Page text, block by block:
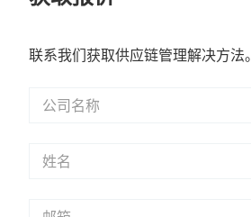
联系我们获取供应链管理解决方法。